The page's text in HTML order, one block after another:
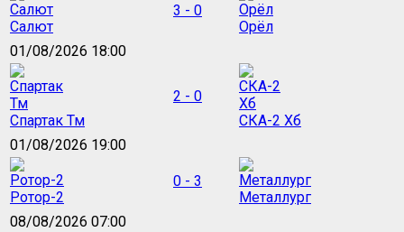
Салют
3 - 0
Орёл
01/08/2026 18:00
Спартак Тм
2 - 0
СКА-2 Хб
01/08/2026 19:00
Ротор-2
0 - 3
Металлург
08/08/2026 07:00